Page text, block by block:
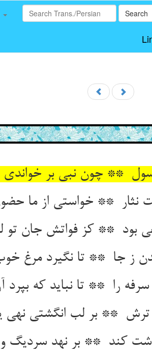
Search